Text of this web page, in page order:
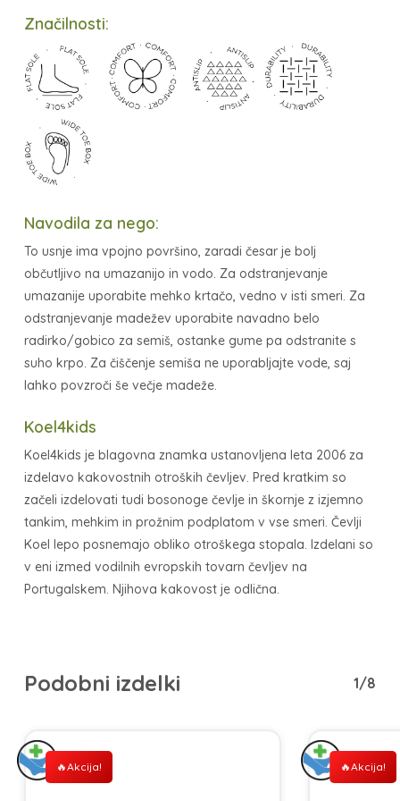
Značilnosti:
Navodila za nego:
To usnje ima vpojno površino, zaradi česar je bolj
občutljivo na umazanijo in vodo. Za odstranjevanje
umazanije uporabite mehko krtačo, vedno v isti smeri. Za
odstranjevanje madežev uporabite navadno belo
radirko/gobico za semiš, ostanke gume pa odstranite s
suho krpo. Za čiščenje semiša ne uporabljajte vode, saj
lahko povzroči še večje madeže.
Koel4kids
Koel4kids je blagovna znamka ustanovljena leta 2006 za
izdelavo kakovostnih otroških čevljev. Pred kratkim so
začeli izdelovati tudi bosonoge čevlje in škornje z izjemno
tankim, mehkim in prožnim podplatom v vse smeri. Čevlji
Koel lepo posnemajo obliko otroškega stopala. Izdelani so
v eni izmed vodilnih evropskih tovarn čevljev na
Portugalskem. Njihova kakovost je odlična.
Podobni izdelki 1/8
Akcija! Akcija!